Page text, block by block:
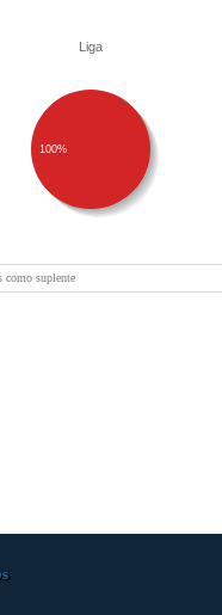
Liga
100%
como suplente